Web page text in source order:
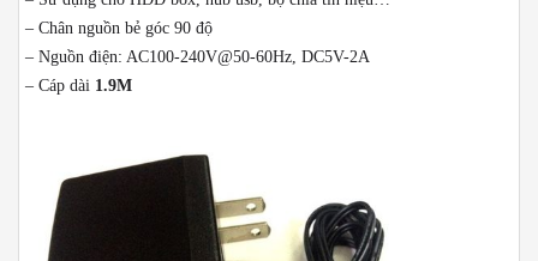
– Chân nguồn bẻ góc 90 độ
– Nguồn điện: AC100-240V@50-60Hz, DC5V-2A
– Cáp dài 1.9M